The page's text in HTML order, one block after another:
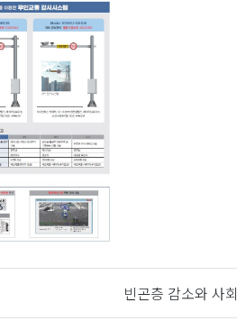
빈곤층 감소와 사
)
등록일
2019-05-30 이동식